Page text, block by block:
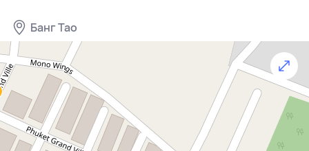
водоснабжение через собственную скважину
обеспечивают высокий уровень комфорта. По
желанию владельца доступен мебельный пакет.
Zenithy Luxe Villas разработан девелоперами Panwari
Development и Zenithy Development — компаниями с
сильной репутацией в сфере архитектуры и
премиального строительства. Проект рассчитан на
Банг Тао